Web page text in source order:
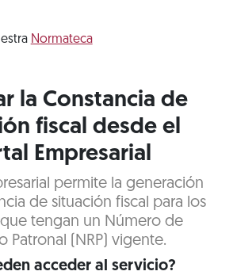
Normateca
la Constancia de
fiscal desde el
Empresarial
permite la generación
de situación fiscal para los
tengan un Número de
Patronal (NRP) vigente.
acceder al servicio?